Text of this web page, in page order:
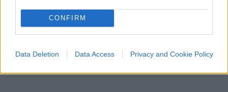
CONFIRM
Data Deletion Data Access Privacy and Cookie Policy